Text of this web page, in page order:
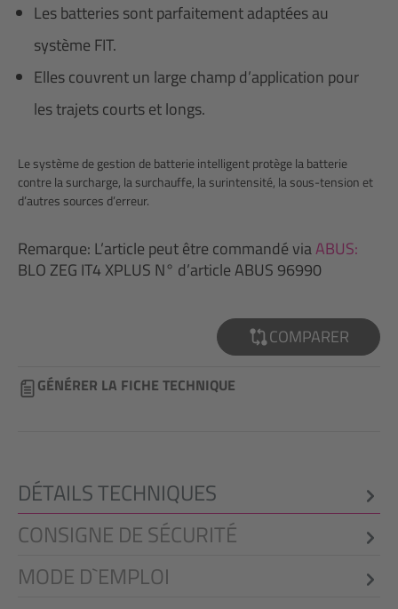
Les batteries sont parfaitement adaptées au
système FIT.
Elles couvrent un large champ d’application pour
les trajets courts et longs.
Le système de gestion de batterie intelligent protège la batterie
contre la surcharge, la surchauffe, la surintensité, la sous-tension et
d’autres sources d’erreur.
Remarque: L’article peut être commandé viaABUS:
BLO ZEG IT4 XPLUS N° d’article ABUS 96990
COMPARER
GÉNÉRER LA FICHE TECHNIQUE
DÉTAILS TECHNIQUES
CONSIGNE DE SÉCURITÉ
MODE D`EMPLOI